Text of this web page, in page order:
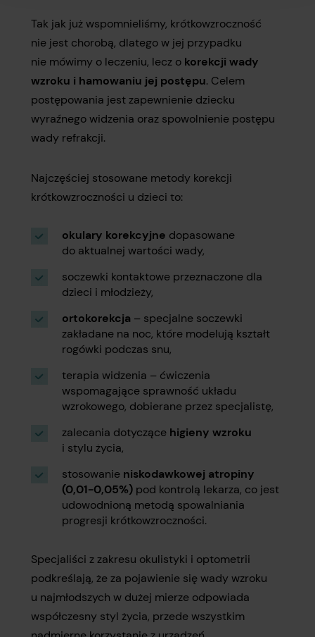
Tak jak już wspomnieliśmy, krótkowzroczność
nie jest chorobą, dlatego w jej przypadku
nie mówimy o leczeniu, lecz o korekcji wady
wzroku i hamowaniu jej postępu. Celem
postępowania jest zapewnienie dziecku
wyraźnego widzenia oraz spowolnienie postępu
wady refrakcji.
Najczęściej stosowane metody korekcji
krótkowzroczności u dzieci to:
okulary korekcyjne dopasowane
do aktualnej wartości wady,
soczewki kontaktowe przeznaczone dla
dzieci i młodzieży,
ortokorekcja – specjalne soczewki
zakładane na noc, które modelują kształt
rogówki podczas snu,
terapia widzenia – ćwiczenia
wspomagające sprawność układu
wzrokowego, dobierane przez specjalistę,
zalecania dotyczące higieny wzroku
i stylu życia,
stosowanie niskodawkowej atropiny
(0,01-0,05%) pod kontrolą lekarza, co jest
udowodnioną metodą spowalniania
progresji krótkowzroczności.
Specjaliści z zakresu okulistyki i optometrii
podkreślają, że za pojawienie się wady wzroku
u najmłodszych w dużej mierze odpowiada
współczesny styl życia, przede wszystkim